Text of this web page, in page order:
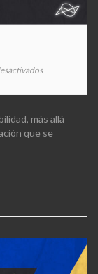
en
Spinoza
más allá
que se